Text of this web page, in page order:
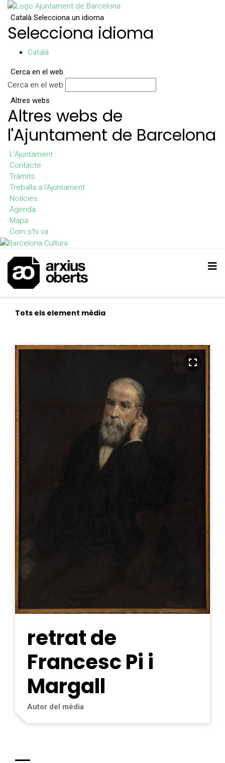
Català Selecciona un idioma
Selecciona idioma
Català
Cerca en el web
Cerca en el web
Altres webs
Altres webs de
l'Ajuntament de Barcelona
L'Ajuntament
Contacte
Tràmits
Treballa a l'Ajuntament
Notícies
Agenda
Mapa
Com s'hi va
Tots els element mèdia
retrat de
Francesc Pi i
Margall
Autor del mèdia